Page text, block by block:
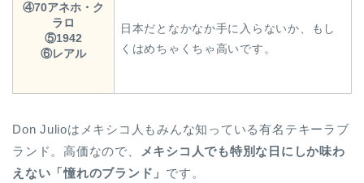
④70アネホ・ク
ラロ
⑤1942
⑥レアル
日本だとなかなか手に入らないか、もし
くはめちゃくちゃ高いです。
Don Julioはメキシコ人もみんな知っている有名テキーラブ
ランド。高価なので、
メキシコ人でも特別な日にしか味わ
えない「憧れのブランド」 です。